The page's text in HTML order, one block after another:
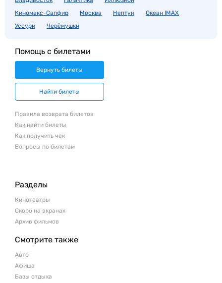
Киномакс-Сапфир
Москва Нептун
Океан IMAX
Уссури
Черёмушки
Помощь с билетами
Вернуть билеты
Найти билеты
Правила возврата билетов
Как найти билеты
Как получить чек
Вопросы по билетам
Разделы
Кинотеатры
Скоро на экранах
Архив фильмов
Смотрите также
Авто
Афиша
Базы отдыха